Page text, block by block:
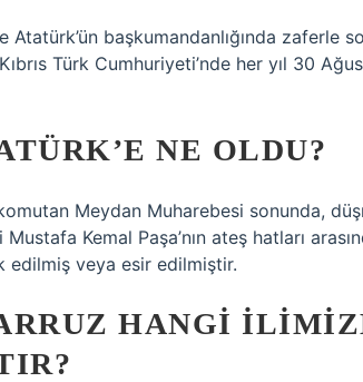
Atatürk’ün başkumandanlığında zaferle
Türk Cumhuriyeti’nde her yıl 30
NE OLDU?
Meydan Muharebesi sonunda,
Kemal Paşa’nın ateş hatları
edilmiş veya esir edilmiştir.
HANGI